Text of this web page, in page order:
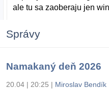
ale tu sa zaoberaju jen
Správy
Namakaný deň 2026
20.04 | 20:25 | Miroslav Bendík